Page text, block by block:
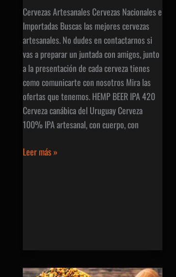
Cervezas Artesanales Cervezas Nacionales e
Importadas Buscas las mejores cervezas
artesanales. No dudes en contactarnos si
vas a preparar un juntada con amigos, junto
a la presentación de cada cerveza tienes
como comunicarte con nosotros Mira las
ofertas que tenemos. HEMP BEER IPA 420
Cerveza canábica del Uruguay Cerveza
100% IPA artesanal, con cuerpo, con
Cervezas
Leer más »